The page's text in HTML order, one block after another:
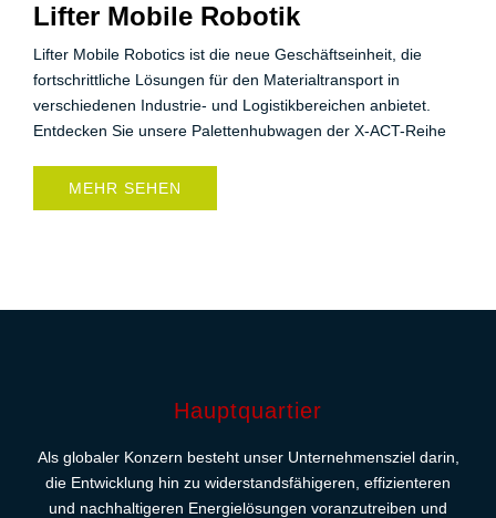
Lifter Mobile Robotik
Lifter Mobile Robotics ist die neue Geschäftseinheit, die
fortschrittliche Lösungen für den Materialtransport in
verschiedenen Industrie- und Logistikbereichen anbietet.
Entdecken Sie unsere Palettenhubwagen der X-ACT-Reihe
MEHR SEHEN
Hauptquartier
Als globaler Konzern besteht unser Unternehmensziel darin,
die Entwicklung hin zu widerstandsfähigeren, effizienteren
und nachhaltigeren Energielösungen voranzutreiben und